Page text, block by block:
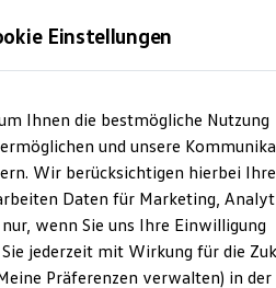
entdecken
und Oldtimer
Hersteller finden
entdecken & konfigurieren
Einstellungen
Ihnen die bestmögliche Nutzung
und unsere
Wir berücksichtigen hierbei Ihre
Daten für Marketing,
wenn Sie uns Ihre Einwilligung
jederzeit mit Wirkung für die
Präferenzen verwalten) in der